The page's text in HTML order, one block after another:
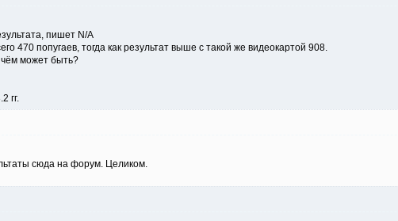
пишет N/A
470 попугаев, тогда как результат выше с такой же видеокартой 908.
может быть?
гг.
сюда на форум. Целиком.